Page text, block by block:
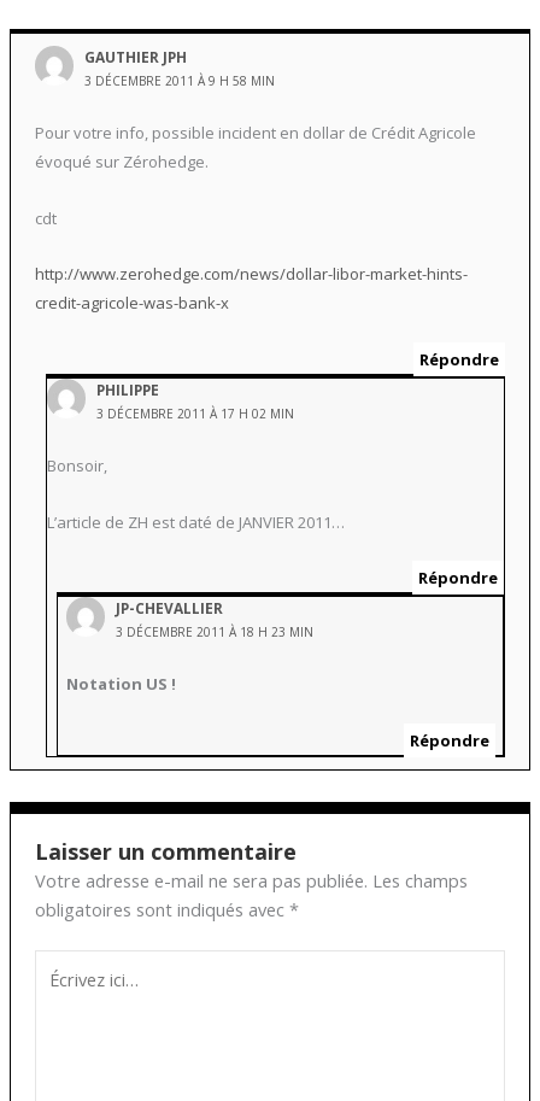
GAUTHIER JPH
3 DÉCEMBRE 2011 À 9 H 58 MIN
Pour votre info, possible incident en dollar de Crédit Agricole
évoqué sur Zérohedge.
cdt
http://www.zerohedge.com/news/dollar-libor-market-hints-
credit-agricole-was-bank-x
Répondre
PHILIPPE
3 DÉCEMBRE 2011 À 17 H 02 MIN
Bonsoir,
L’article de ZH est daté de JANVIER 2011…
Répondre
JP-CHEVALLIER
3 DÉCEMBRE 2011 À 18 H 23 MIN
Notation US !
Répondre
Laisser un commentaire
Votre adresse e-mail ne sera pas publiée. Les champs
obligatoires sont indiqués avec *
ici…